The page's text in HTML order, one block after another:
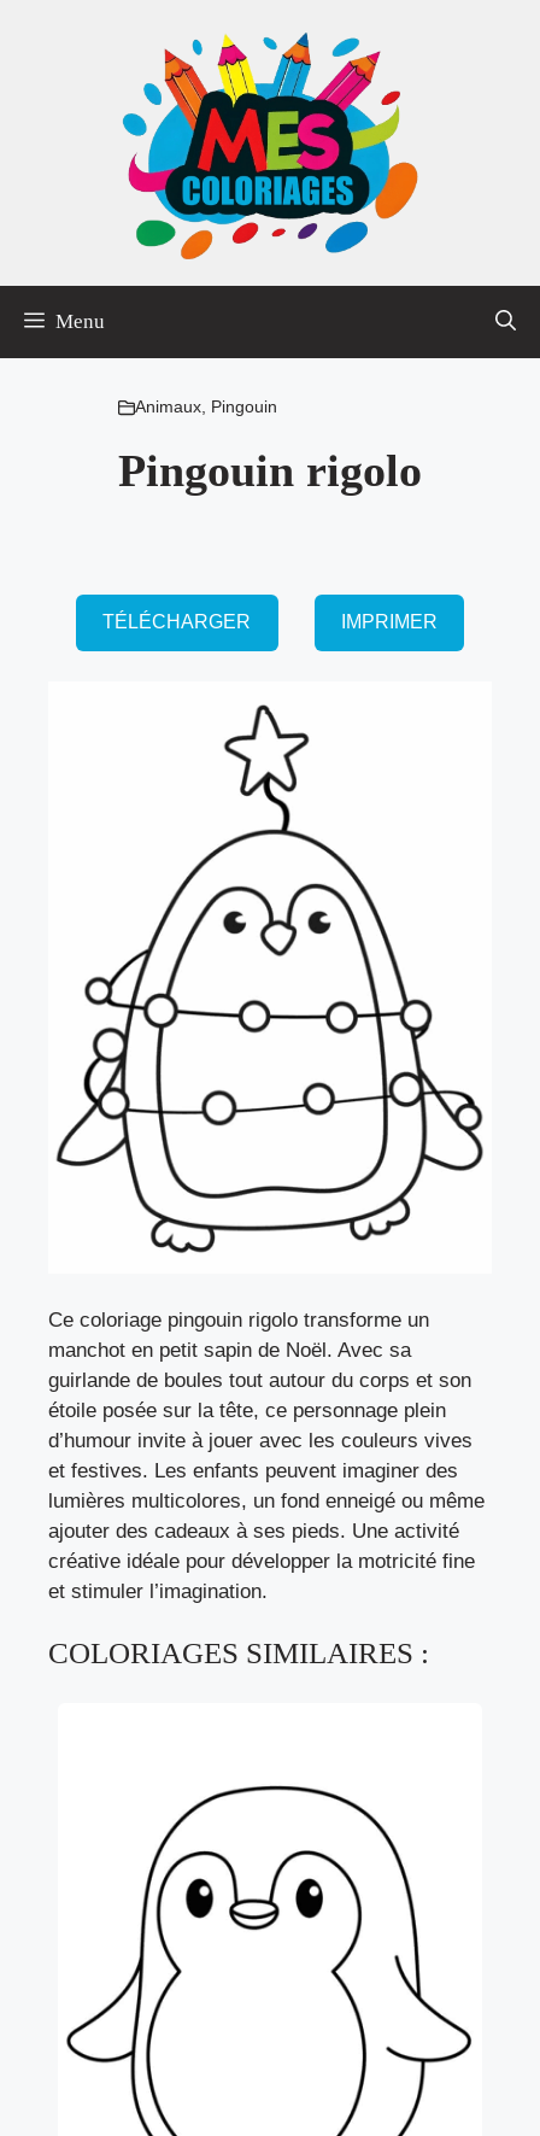
Menu
Animaux, Pingouin
Pingouin rigolo
TÉLÉCHARGER IMPRIMER
Ce coloriage pingouin rigolo transforme un
manchot en petit sapin de Noël. Avec sa
guirlande de boules tout autour du corps et son
étoile posée sur la tête, ce personnage plein
d’humour invite à jouer avec les couleurs vives
et festives. Les enfants peuvent imaginer des
lumières multicolores, un fond enneigé ou même
ajouter des cadeaux à ses pieds. Une activité
créative idéale pour développer la motricité fine
et stimuler l’imagination.
COLORIAGES SIMILAIRES :